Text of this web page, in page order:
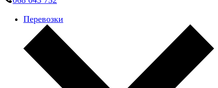
Перевозки